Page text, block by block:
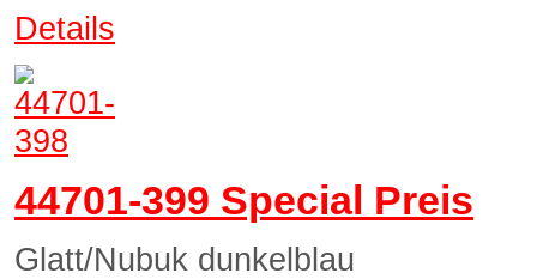
Details
44701-399 Special Preis
Glatt/Nubuk dunkelblau